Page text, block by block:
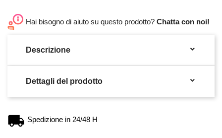
Hai bisogno di aiuto su questo prodotto? Chatta con noi!
Descrizione 
Dettagli del prodotto 
Spedizione in 24/48 H